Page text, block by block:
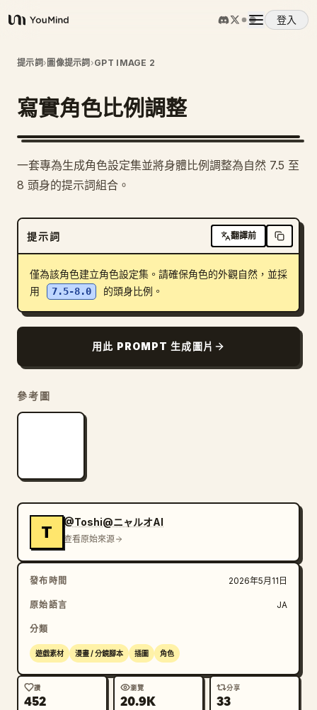
YouMind
登入
概覽
使用案例
定價
下載
提示詞› 圖像提示詞 ›GPT IMAGE 2
寫實角色比例調整
1
一套專為生成角色設定集並將身體比例調整為自然 7.5 至
8 頭身的提示詞組合。
提示詞 翻譯前
僅為該角色建立角色設定集。請確保角色的外觀自然，並採
用
7.5-8.0 的頭身比例。
用此 PROMPT 生成圖片
參考圖
T
@Toshi@ニャルオAI
查看原始來源
發布時間 2026年5月11日
原始語言 JA
分類
遊戲素材 漫畫 / 分鏡腳本 插圖 角色
讚
452
瀏覽
20.9K
分享
33